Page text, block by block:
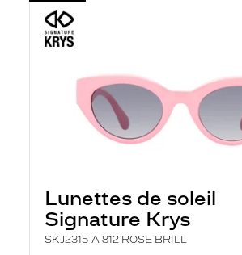
Lunettes de soleil
Signature Krys
SKJ2315-A 812 ROSE BRILL